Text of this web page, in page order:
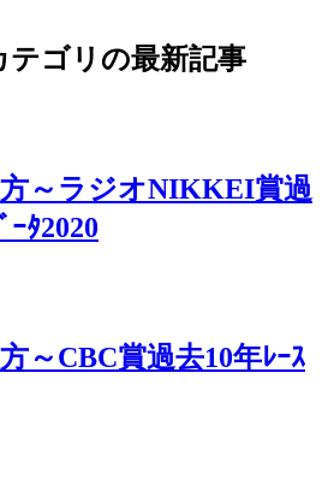
テゴリの最新記事
～ラジオNIKKEI賞過
ｰﾀ2020
～CBC賞過去10年ﾚｰｽ